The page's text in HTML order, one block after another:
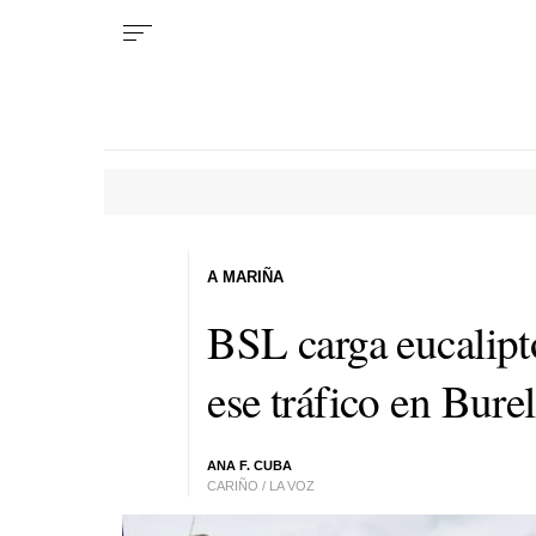
BSL carga
ese tráfico en
ANA F. CUBA
CARIÑO / LA VOZ
A MARIÑA